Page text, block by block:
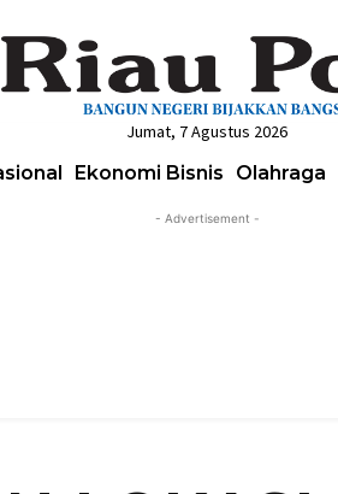
Jumat, 7 Agustus 2026
Ekonomi Bisnis Olahraga
- Advertisement -